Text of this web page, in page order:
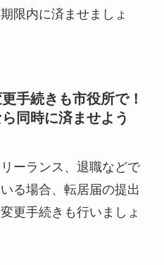
限内に済ませましょ
手続きも市役所で！
同時に済ませよう
ーランス、退職などで
る場合、転居届の提出
更手続きも行いましょ